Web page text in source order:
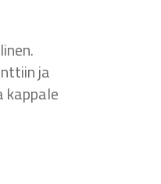
ja
kappale